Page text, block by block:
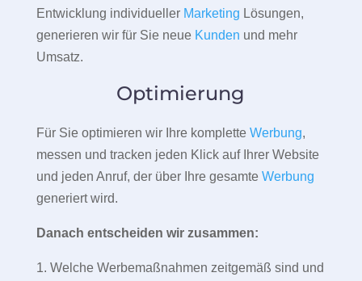
Entwicklung individueller Marketing Lösungen,
generieren wir für Sie neue Kunden und mehr
Umsatz.
Optimierung
Für Sie optimieren wir Ihre komplette Werbung,
messen und tracken jeden Klick auf Ihrer Website
und jeden Anruf, der über Ihre gesamte Werbung
generiert wird.
Danach entscheiden wir zusammen:
1. Welche Werbemaßnahmen zeitgemäß sind und